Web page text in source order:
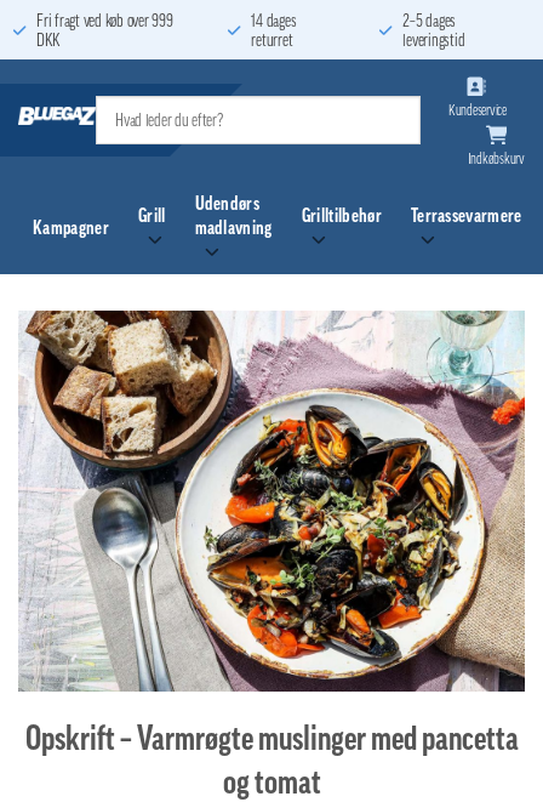
Fortsæt
til
Fri fragt ved køb over 999
DKK
14 dages
returret
2–5 dages
leveringstid
Kundeservice
Indkøbskurv
Kampagner
Grill
Udendørs
madlavning
Grilltilbehør Terrassevarmere
Opskrift – Varmrøgte muslinger med pancetta
og tomat